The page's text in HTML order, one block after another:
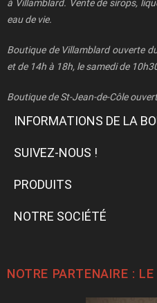
à Villamblard. Vente de sirops,
eau de vie.
Boutique de Villamblard ouverte
et de 14h à 18h, le samedi de
Boutique de St-Jean-de-Côle
INFORMATIONS DE LA
SUIVEZ-NOUS !
PRODUITS
NOTRE SOCIÉTÉ
NOTRE PARTENAIRE : LE